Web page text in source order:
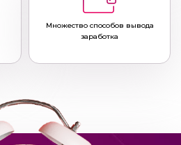
Множество способов вывода
заработка